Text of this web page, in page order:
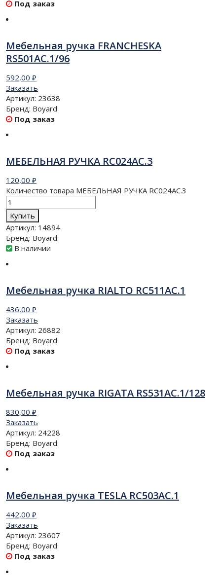
Под заказ
Мебельная ручка FRANCHESKA
RS501AC.1/96
592,00 ₽
Заказать
Артикул: 23638
Бренд: Boyard
Под заказ
МЕБЕЛЬНАЯ РУЧКА RC024AC.3
120,00 ₽
Количество товара МЕБЕЛЬНАЯ РУЧКА RC024AC.3
Купить
Артикул: 14894
Бренд: Boyard
В наличии
Мебельная ручка RIALTO RC511AC.1
436,00 ₽
Заказать
Артикул: 26882
Бренд: Boyard
Под заказ
Мебельная ручка RIGATA RS531AC.1/128
830,00 ₽
Заказать
Артикул: 24228
Бренд: Boyard
Под заказ
Мебельная ручка TESLA RC503AC.1
442,00 ₽
Заказать
Артикул: 23607
Бренд: Boyard
Под заказ